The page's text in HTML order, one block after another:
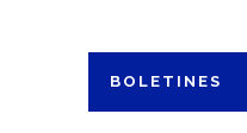
BOLETINES